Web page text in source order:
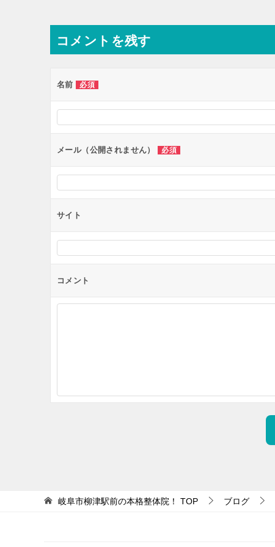
ナ
ビ
ー
ョ
ン
コメントを残す
名前 必須
メール（公開されません） 必須
サイト
コメント
岐阜市柳津駅前の本格整体院！ TOP ブログ